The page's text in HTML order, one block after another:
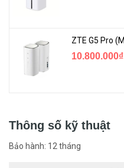
10.800.000₫
Thông số kỹ thuật
Bảo hành: 12 tháng